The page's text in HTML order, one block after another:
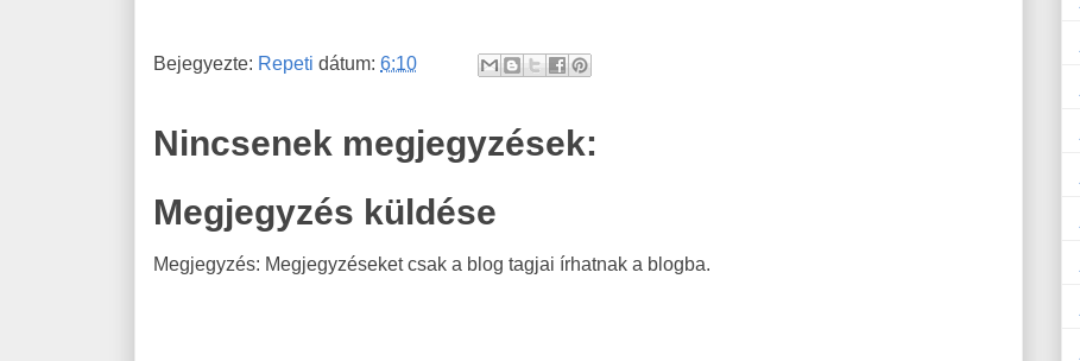
Bejegyezte: Repeti dátum: 6:10
Nincsenek megjegyzések:
Megjegyzés küldése
Megjegyzés: Megjegyzéseket csak a blog tagjai írhatnak a blogba.